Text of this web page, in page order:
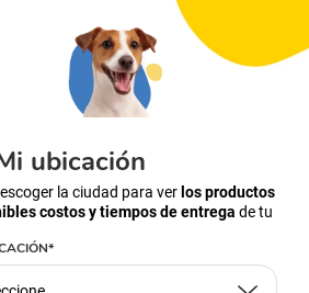
ubicación
la ciudad para verlos productos
costos y tiempos de entrega de tu